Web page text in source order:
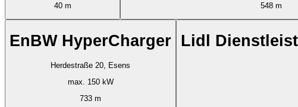
40 m
548 m
EnBW HyperCharger
Herdestraße 20, Esens
max. 150 kW
733 m
Lidl